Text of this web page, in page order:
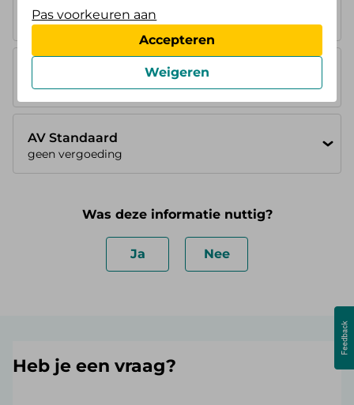
geen vergoeding
geen vergoeding
AV Standaard
geen vergoeding
Was deze informatie nuttig?
Ja Nee
Heb je een vraag?
Pas voorkeuren aan
Accepteren
Weigeren